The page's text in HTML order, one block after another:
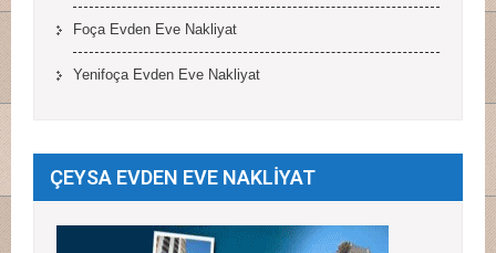
Foça Evden Eve Nakliyat
Yenifoça Evden Eve Nakliyat
ÇEYSA EVDEN EVE NAKLİYAT